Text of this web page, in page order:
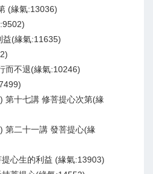
(緣氣:13036)
(緣氣:11635)
而不退(緣氣:10246)
第十七講 修菩提心次第(緣
第二十一講 發菩提心(緣
心生的利益 (緣氣:13903)